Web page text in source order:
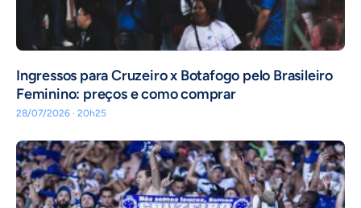
Ingressos para Cruzeiro x Botafogo pelo Brasileiro
Feminino: preços e como comprar
28/07/2026 · 20h25